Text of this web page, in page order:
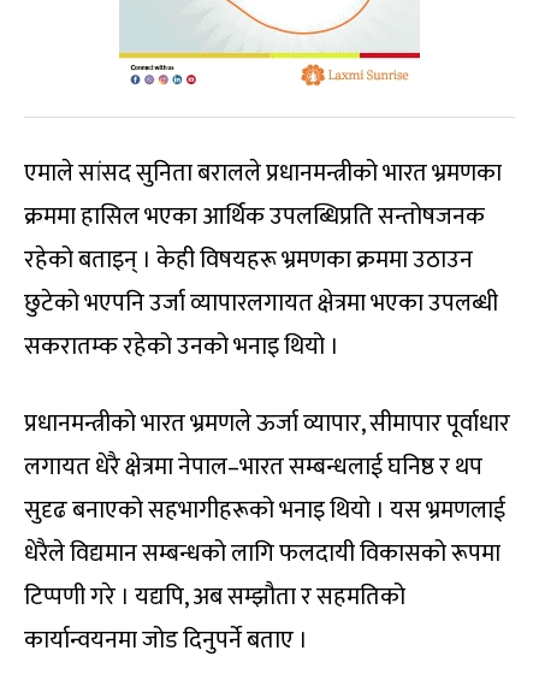
एमाले सांसद सुनिता बरालले प्रधानमन्त्रीको भारत भ्रमणका
क्रममा हासिल भएका आर्थिक उपलब्धिप्रति सन्तोषजनक
रहेको बताइन् । केही विषयहरू भ्रमणका क्रममा उठाउन
छुटेको भएपनि उर्जा व्यापारलगायत क्षेत्रमा भएका उपलब्धी
सकरातम्क रहेको उनको भनाइ थियो ।
प्रधानमन्त्रीको भारत भ्रमणले ऊर्जा व्यापार, सीमापार पूर्वाधार
लगायत धेरै क्षेत्रमा नेपाल–भारत सम्बन्धलाई घनिष्ठ र थप
सुदृढ बनाएको सहभागीहरूको भनाइ थियो । यस भ्रमणलाई
धेरैले विद्यमान सम्बन्धको लागि फलदायी विकासको रूपमा
टिप्पणी गरे । यद्यपि, अब सम्झौता र सहमतिको
कार्यान्वयनमा जोड दिनुपर्ने बताए ।